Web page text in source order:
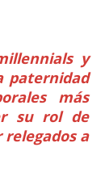
y
paternidad
más
su rol de
a